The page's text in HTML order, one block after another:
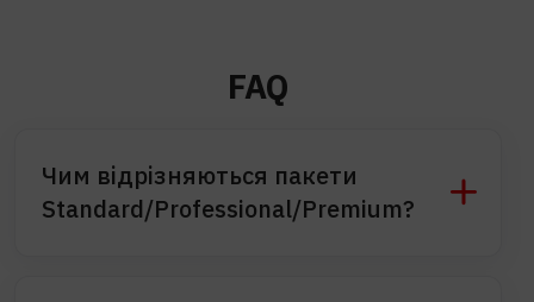
FAQ
Чим відрізняються пакети
Standard/Professional/Premium?